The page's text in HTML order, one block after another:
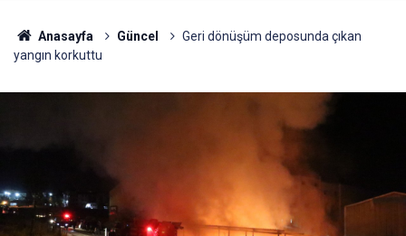
Anasayfa Güncel
Geri dönüşüm deposunda çıkan
yangın korkuttu